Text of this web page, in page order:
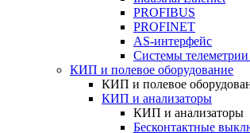
PROFIBUS
PROFINET
AS-интерфейс
Системы
КИП и полевое оборудование
КИП и полевое
КИП и анализаторы
КИП и анализаторы
Бесконтактные